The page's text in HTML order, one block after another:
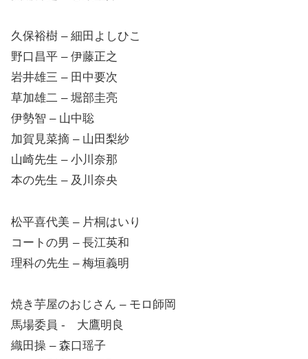
久保裕樹 – 細田よしひこ
野口昌平 – 伊藤正之
岩井雄三 – 田中要次
草加雄二 – 堀部圭亮
伊勢智 – 山中聡
加賀見菜摘 – 山田梨紗
山崎先生 – 小川奈那
本の先生 – 及川奈央
松平喜代美 – 片桐はいり
コートの男 – 長江英和
理科の先生 – 梅垣義明
焼き芋屋のおじさん – モロ師岡
馬場委員 ‐ 大鷹明良
織田操 – 森口瑶子